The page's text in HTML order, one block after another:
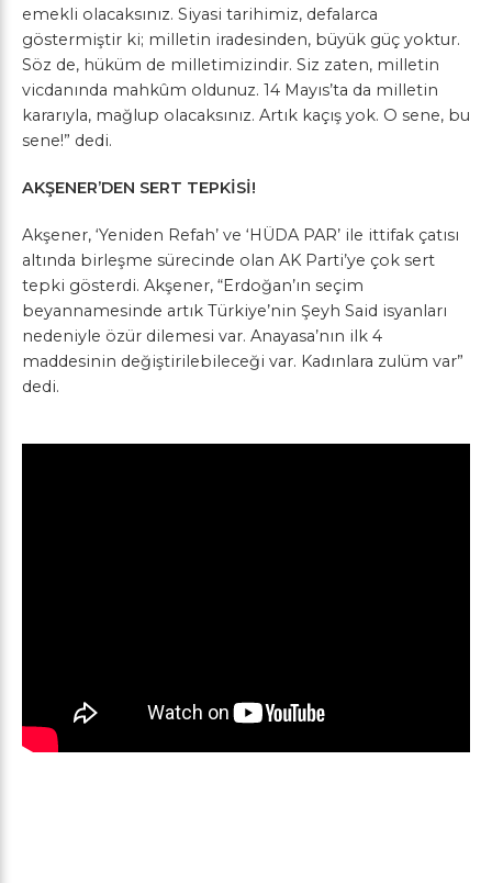
emekli olacaksınız. Siyasi tarihimiz, defalarca
göstermiştir ki; milletin iradesinden, büyük güç yoktur.
Söz de, hüküm de milletimizindir. Siz zaten, milletin
vicdanında mahkûm oldunuz. 14 Mayıs’ta da milletin
kararıyla, mağlup olacaksınız. Artık kaçış yok. O sene, bu
sene!” dedi.
AKŞENER’DEN SERT TEPKİSİ!
Akşener, ‘Yeniden Refah’ ve ‘HÜDA PAR’ ile ittifak çatısı
altında birleşme sürecinde olan AK Parti’ye çok sert
tepki gösterdi. Akşener, “Erdoğan’ın seçim
beyannamesinde artık Türkiye’nin Şeyh Said isyanları
nedeniyle özür dilemesi var. Anayasa’nın ilk 4
maddesinin değiştirilebileceği var. Kadınlara zulüm var”
dedi.